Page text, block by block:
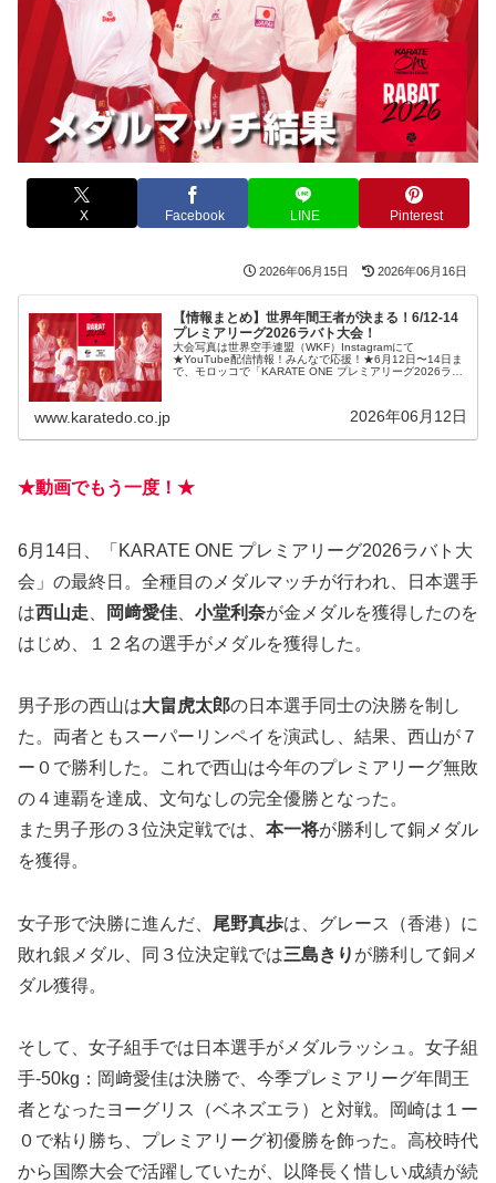
X Facebook LINE Pinterest
2026年06月15日 2026年06月16日
【情報まとめ】世界年間王者が決まる！6/12-14
プレミアリーグ2026ラバト大会！
大会写真は世界空手連盟（WKF）Instagramにて
★YouTube配信情報！みんなで応援！★6月12日〜14日ま
で、モロッコで「KARATE ONE プレミアリーグ2026ラバ
www.karatedo.co.jp 2026年06月12日
★動画でもう一度！★
6月14日、「KARATE ONE プレミアリーグ2026ラバト大
会」の最終日。全種目のメダルマッチが行われ、日本選手
は西山走 岡﨑愛佳 小堂利奈が金メダルを獲得したのを
はじめ、１２名の選手がメダルを獲得した。
男子形の西山は大畠虎太郎の日本選手同士の決勝を制し
た。両者ともスーパーリンペイを演武し、結果、西山が７
ー０で勝利した。これで西山は今年のプレミアリーグ無敗
の４連覇を達成、文句なしの完全優勝となった。
また男子形の３位決定戦では、 本一将が勝利して銅メダル
を獲得。
女子形で決勝に進んだ、 尾野真歩は、グレース（香港）に
敗れ銀メダル、同３位決定戦では三島きり が勝利して銅メ
ダル獲得。
そして、女子組手では日本選手がメダルラッシュ。女子組
手-50kg：岡﨑愛佳は決勝で、今季プレミアリーグ年間王
者となったヨーグリス（ベネズエラ）と対戦。岡崎は１ー
０で粘り勝ち、プレミアリーグ初優勝を飾った。高校時代
から国際大会で活躍していたが、以降長く惜しい成績が続